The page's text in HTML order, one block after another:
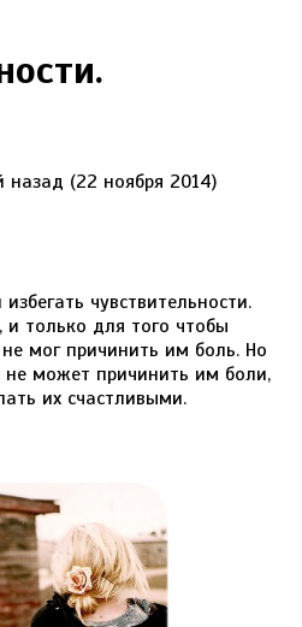
назад (22 ноября 2014)
чувствительности.
только для того чтобы
мог причинить им боль. Но
не может причинить им боли,
их счастливыми.